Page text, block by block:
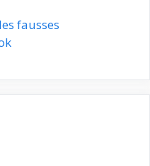
fausses